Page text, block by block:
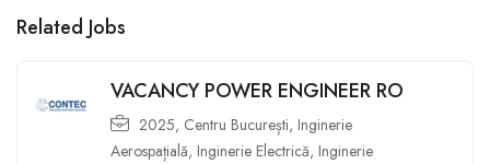
Related Jobs
VACANCY POWER ENGINEER RO
2025, Centru București, Inginerie
Aerospațială, Inginerie Electrică, Inginerie